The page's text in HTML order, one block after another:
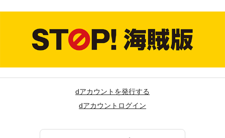
dアカウントを発行する
dアカウントログイン